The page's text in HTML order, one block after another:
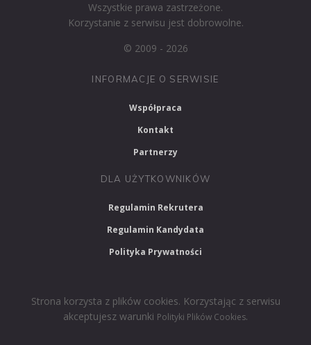
Wszystkie prawa zastrzeżone.
Korzystanie z serwisu jest dobrowolne.
© 2009 - 2026
INFORMACJE O SERWISIE
Współpraca
Kontakt
Partnerzy
DLA UŻYTKOWNIKÓW
Regulamin Rekrutera
Regulamin Kandydata
Polityka Prywatności
Strona korzysta z plików cookies. Korzystając z serwisu
akceptujesz warunki Polityki Plików Cookies.